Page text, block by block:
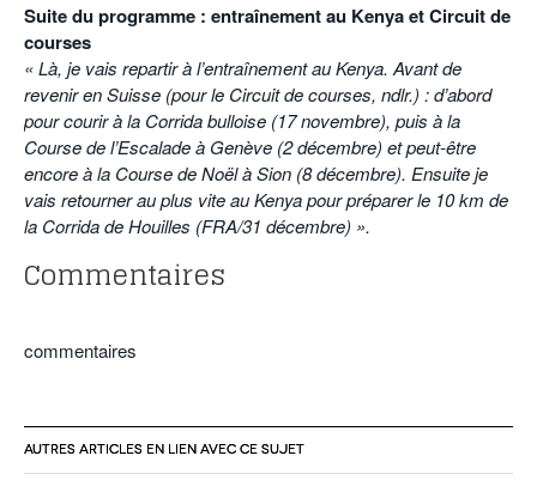
Suite du programme : entraînement au Kenya et Circuit de
courses
« Là, je vais repartir à l’entraînement au Kenya. Avant de
revenir en Suisse (pour le Circuit de courses, ndlr.) : d’abord
pour courir à la Corrida bulloise (17 novembre), puis à la
Course de l’Escalade à Genève (2 décembre) et peut-être
encore à la Course de Noël à Sion (8 décembre). Ensuite je
vais retourner au plus vite au Kenya pour préparer le 10 km de
la Corrida de Houilles (FRA/31 décembre) ».
Commentaires
commentaires
AUTRES ARTICLES EN LIEN AVEC CE SUJET